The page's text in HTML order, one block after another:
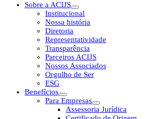
Sobre a ACIJS
Institucional
Nossa história
Diretoria
Representatividade
Transparência
Parceiros ACIJS
Nossos Associados
Orgulho de Ser
ESG
Benefícios
Para Empresas
Assessoria Jurídica